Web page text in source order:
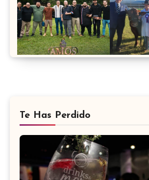
Te Has Perdido